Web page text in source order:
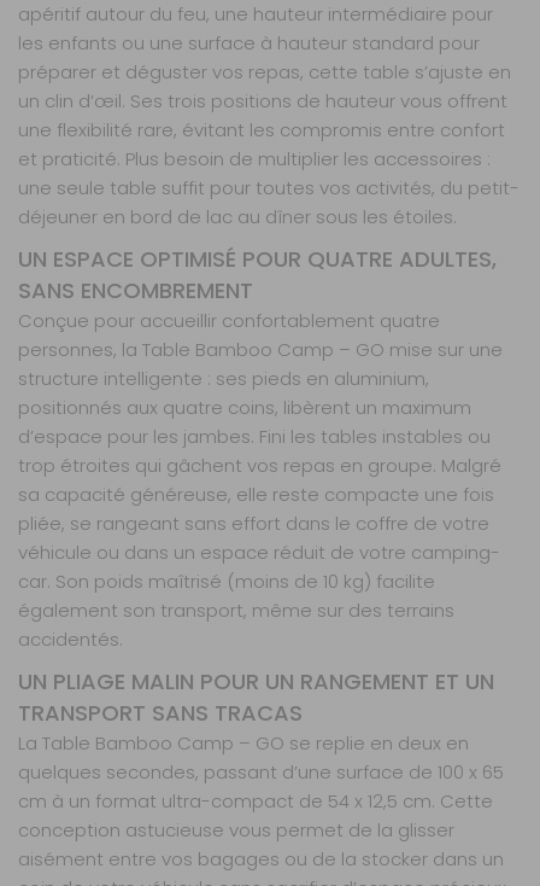
apéritif autour du feu, une hauteur intermédiaire pour
les enfants ou une surface à hauteur standard pour
préparer et déguster vos repas, cette table s’ajuste en
un clin d’œil. Ses trois positions de hauteur vous offrent
une flexibilité rare, évitant les compromis entre confort
et praticité. Plus besoin de multiplier les accessoires :
une seule table suffit pour toutes vos activités, du petit-
déjeuner en bord de lac au dîner sous les étoiles.
UN ESPACE OPTIMISÉ POUR QUATRE ADULTES,
SANS ENCOMBREMENT
Conçue pour accueillir confortablement quatre
personnes, la Table Bamboo Camp – GO mise sur une
structure intelligente : ses pieds en aluminium,
positionnés aux quatre coins, libèrent un maximum
d’espace pour les jambes. Fini les tables instables ou
trop étroites qui gâchent vos repas en groupe. Malgré
sa capacité généreuse, elle reste compacte une fois
pliée, se rangeant sans effort dans le coffre de votre
véhicule ou dans un espace réduit de votre camping-
car. Son poids maîtrisé (moins de 10 kg) facilite
également son transport, même sur des terrains
accidentés.
UN PLIAGE MALIN POUR UN RANGEMENT ET UN
TRANSPORT SANS TRACAS
La Table Bamboo Camp – GO se replie en deux en
quelques secondes, passant d’une surface de 100 x 65
cm à un format ultra-compact de 54 x 12,5 cm. Cette
conception astucieuse vous permet de la glisser
aisément entre vos bagages ou de la stocker dans un